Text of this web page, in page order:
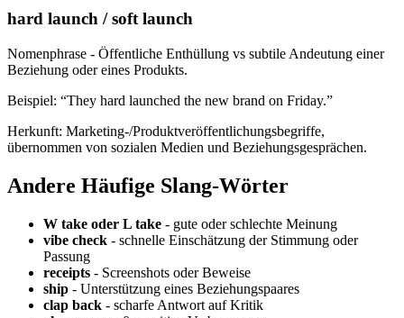
hard launch / soft launch
Nomenphrase - Öffentliche Enthüllung vs subtile Andeutung einer
Beziehung oder eines Produkts.
Beispiel: “They hard launched the new brand on Friday.”
Herkunft: Marketing-/Produktveröffentlichungsbegriffe,
übernommen von sozialen Medien und Beziehungsgesprächen.
Andere Häufige Slang-Wörter
W take oder L take - gute oder schlechte Meinung
vibe check - schnelle Einschätzung der Stimmung oder
Passung
receipts - Screenshots oder Beweise
ship - Unterstützung eines Beziehungspaares
clap back - scharfe Antwort auf Kritik